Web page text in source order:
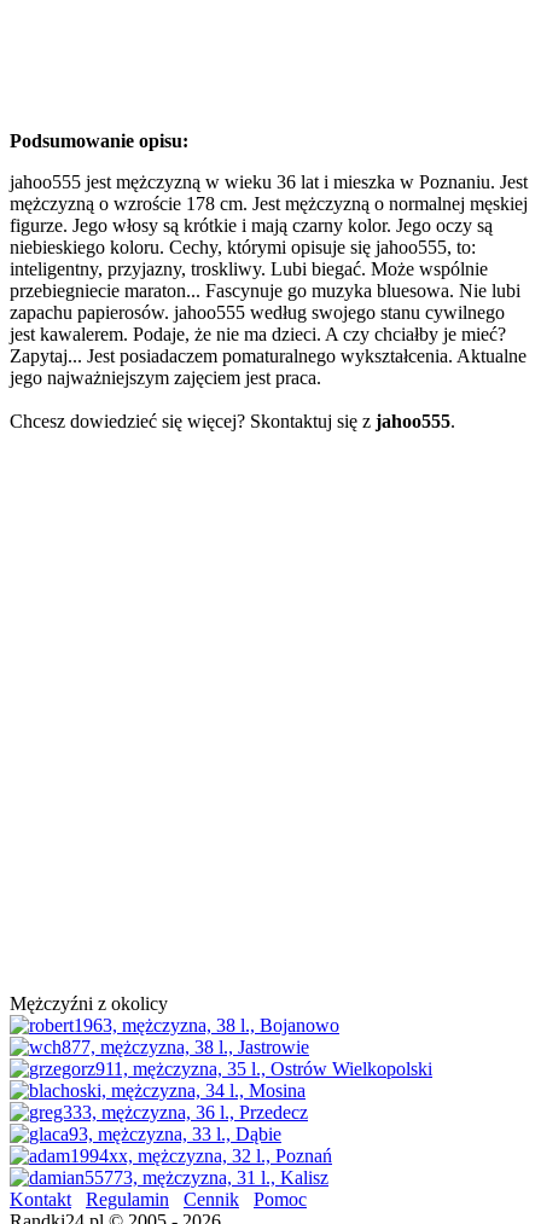
Podsumowanie opisu:
jahoo555 jest mężczyzną w wieku 36 lat i mieszka w Poznaniu. Jest
mężczyzną o wzroście 178 cm. Jest mężczyzną o normalnej męskiej
figurze. Jego włosy są krótkie i mają czarny kolor. Jego oczy są
niebieskiego koloru. Cechy, którymi opisuje się jahoo555, to:
inteligentny, przyjazny, troskliwy. Lubi biegać. Może wspólnie
przebiegniecie maraton... Fascynuje go muzyka bluesowa. Nie lubi
zapachu papierosów. jahoo555 według swojego stanu cywilnego
jest kawalerem. Podaje, że nie ma dzieci. A czy chciałby je mieć?
Zapytaj... Jest posiadaczem pomaturalnego wykształcenia. Aktualne
jego najważniejszym zajęciem jest praca.
Chcesz dowiedzieć się więcej? Skontaktuj się z jahoo555.
Mężczyźni z okolicy
Kontakt Regulamin Cennik
Pomoc